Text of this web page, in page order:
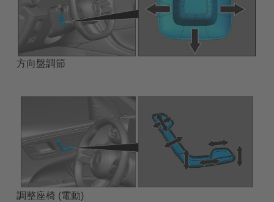
方向盤調節
調整座椅 (電動)